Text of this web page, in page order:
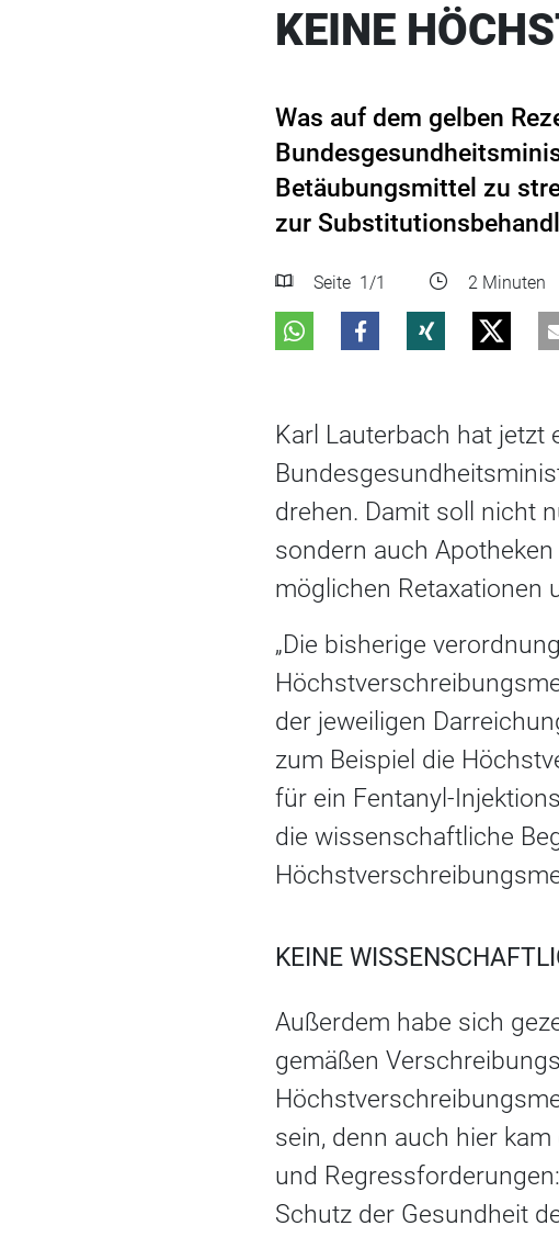
KEINE
Was auf dem gelben
Betäubungsmittel zu
zur
Seite 1/1 2 Minuten
Karl Lauterbach hat
drehen. Damit soll nicht
sondern auch
möglichen Retaxationen
„Die bisherige
der jeweiligen
zum Beispiel die
für ein Fentanyl-
die wissenschaftliche
KEINE
Außerdem habe sich
gemäßen
sein, denn auch hier
und
Schutz der Gesundheit